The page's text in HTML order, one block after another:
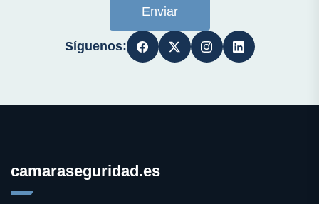
Enviar
Síguenos:
camaraseguridad.es